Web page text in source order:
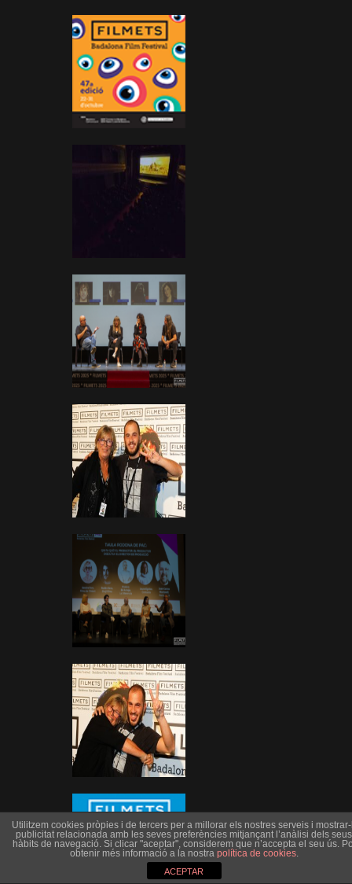
Utilitzem cookies pròpies i de tercers per a millorar els nostres serveis i
publicitat relacionada amb les seves preferències mitjançant l’anàlisi dels seus
hàbits de navegació. Si clicar "aceptar", considerem que n’accepta el seu ús.
obtenir més informació a la nostra política de cookies.
ACEPTAR